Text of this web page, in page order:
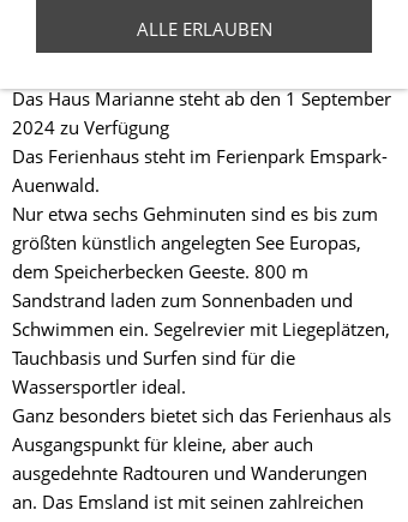
Marianne 23
Das Haus Marianne steht ab den 1 September
2024 zu Verfügung
Das Ferienhaus steht im Ferienpark Emspark-
Auenwald.
Nur etwa sechs Gehminuten sind es bis zum
größten künstlich angelegten See Europas,
dem Speicherbecken Geeste. 800 m
Sandstrand laden zum Sonnenbaden und
Schwimmen ein. Segelrevier mit Liegeplätzen,
Tauchbasis und Surfen sind für die
Wassersportler ideal.
Ganz besonders bietet sich das Ferienhaus als
Ausgangspunkt für kleine, aber auch
ausgedehnte Radtouren und Wanderungen
an. Das Emsland ist mit seinen zahlreichen
ALLE ERLAUBEN